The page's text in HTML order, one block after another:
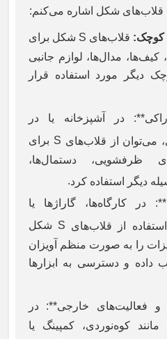
قلاب‌های شکل اشاره می‌کنم:
کوچک: قلاب‌های شکل برای
کیف‌ها، مدال‌ها، لوازم جانبی
دیگر مورد استفاده قرار
در آشپزخانه یا در
می‌توان از قلاب‌های برای
ظرفشویی، دستمال‌ها،
دیگر استفاده کرد.
در کارگاه‌ها، گاراژ‌ها یا
استفاده از قلاب‌های شکل
را به صورت منظم آویزان
داده و دسترسی به ابزارها
و فعالیت‌های خارجی**: در
کوه‌نوردی، کمپینگ یا